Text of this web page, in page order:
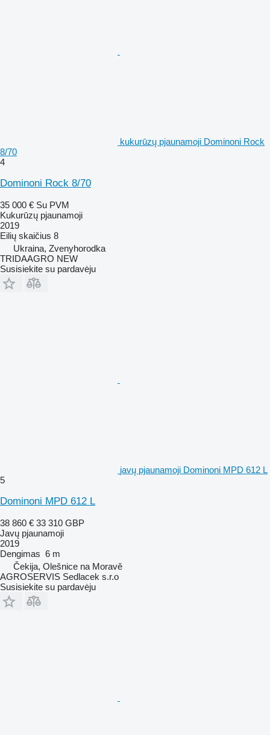
kukurūzų pjaunamoji Dominoni Rock
8/70
4
Dominoni Rock 8/70
35 000 € Su PVM
Kukurūzų pjaunamoji
2019
Eilių skaičius 8
Ukraina, Zvenyhorodka
TRIDAAGRO NEW
Susisiekite su pardavėju
javų pjaunamoji Dominoni MPD 612 L
5
Dominoni MPD 612 L
38 860 € 33 310 GBP
Javų pjaunamoji
2019
Dengimas 6 m
Čekija, Olešnice na Moravě
AGROSERVIS Sedlacek s.r.o
Susisiekite su pardavėju